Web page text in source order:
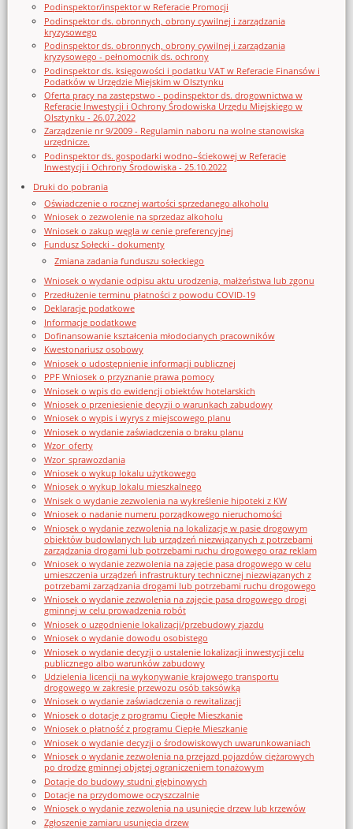
Podinspektor/inspektor w Referacie Promocji
Podinspektor ds. obronnych, obrony cywilnej i zarządzania
kryzysowego
Podinspektor ds. obronnych, obrony cywilnej i zarządzania
kryzysowego - pełnomocnik ds. ochrony
Podinspektor ds. księgowości i podatku VAT w Referacie Finansów i
Podatków w Urzędzie Miejskim w Olsztynku
Oferta pracy na zastępstwo - podinspektor ds. drogownictwa w
Referacie Inwestycji i Ochrony Środowiska Urzędu Miejskiego w
Olsztynku - 26.07.2022
Zarządzenie nr 9/2009 - Regulamin naboru na wolne stanowiska
urzędnicze.
Podinspektor ds. gospodarki wodno–ściekowej w Referacie
Inwestycji i Ochrony Środowiska - 25.10.2022
Druki do pobrania
Oświadczenie o rocznej wartości sprzedanego alkoholu
Wniosek o zezwolenie na sprzedaz alkoholu
Wniosek o zakup węgla w cenie preferencyjnej
Fundusz Sołecki - dokumenty
Zmiana zadania funduszu sołeckiego
Wniosek o wydanie odpisu aktu urodzenia, małżeństwa lub zgonu
Przedłużenie terminu płatności z powodu COVID-19
Deklaracje podatkowe
Informacje podatkowe
Dofinansowanie kształcenia młodocianych pracowników
Kwestonariusz osobowy
Wniosek o udostępnienie informacji publicznej
PPF Wniosek o przyznanie prawa pomocy
Wniosek o wpis do ewidencji obiektów hotelarskich
Wniosek o przeniesienie decyzji o warunkach zabudowy
Wniosek o wypis i wyrys z miejscowego planu
Wniosek o wydanie zaświadczenia o braku planu
Wzor_oferty
Wzor_sprawozdania
Wniosek o wykup lokalu użytkowego
Wniosek o wykup lokalu mieszkalnego
Wnisek o wydanie zezwolenia na wykreślenie hipoteki z KW
Wniosek o nadanie numeru porządkowego nieruchomości
Wniosek o wydanie zezwolenia na lokalizację w pasie drogowym
obiektów budowlanych lub urządzeń niezwiązanych z potrzebami
zarządzania drogami lub potrzebami ruchu drogowego oraz reklam
Wniosek o wydanie zezwolenia na zajęcie pasa drogowego w celu
umieszczenia urządzeń infrastruktury technicznej niezwiązanych z
potrzebami zarządzania drogami lub potrzebami ruchu drogowego
Wniosek o wydanie zezwolenia na zajęcie pasa drogowego drogi
gminnej w celu prowadzenia robót
Wniosek o uzgodnienie lokalizacji/przebudowy zjazdu
Wniosek o wydanie dowodu osobistego
Wniosek o wydanie decyzji o ustalenie lokalizacji inwestycji celu
publicznego albo warunków zabudowy
Udzielenia licencji na wykonywanie krajowego transportu
drogowego w zakresie przewozu osób taksówką
Wniosek o wydanie zaświadczenia o rewitalizacji
Wniosek o dotację z programu Ciepłe Mieszkanie
Wniosek o płatność z programu Ciepłe Mieszkanie
Wniosek o wydanie decyzji o środowiskowych uwarunkowaniach
Wniosek o wydanie zezwolenia na przejazd pojazdów ciężarowych
po drodze gminnej objętej ograniczeniem tonażowym
Dotacje do budowy studni głębinowych
Dotacje na przydomowe oczyszczalnie
Wniosek o wydanie zezwolenia na usunięcie drzew lub krzewów
Zgłoszenie zamiaru usunięcia drzew